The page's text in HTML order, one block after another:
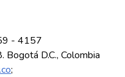
- 4157
Bogotá D.C., Colombia
;